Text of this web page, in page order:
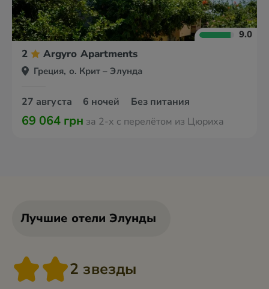
9.0
2 Argyro Apartments
Греция, о. Крит – Элунда
27 августа 6 ночей Без питания
69 064 грн за 2-х с перелётом из Цюриха
Лучшие отели Элунды
2 звезды